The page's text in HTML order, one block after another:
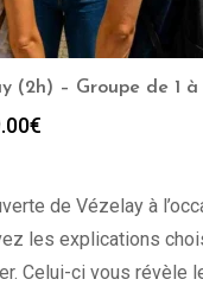
(2h) – Groupe de 1 à
€
309.00€
à
319.00€
de Vézelay à
les explications
Celui-ci vous révèle